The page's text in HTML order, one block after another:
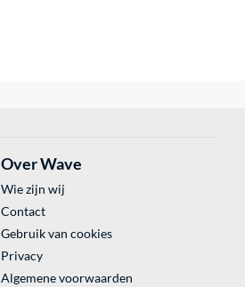
Over Wave
Wie zijn wij
Contact
Gebruik van cookies
Privacy
Algemene voorwaarden